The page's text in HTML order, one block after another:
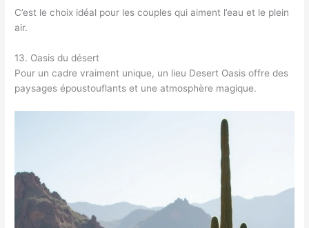
C’est le choix idéal pour les couples qui aiment l’eau et le plein
air.
13. Oasis du désert
Pour un cadre vraiment unique, un lieu Desert Oasis offre des
paysages époustouflants et une atmosphère magique.